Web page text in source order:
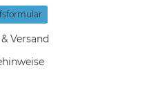
Versand